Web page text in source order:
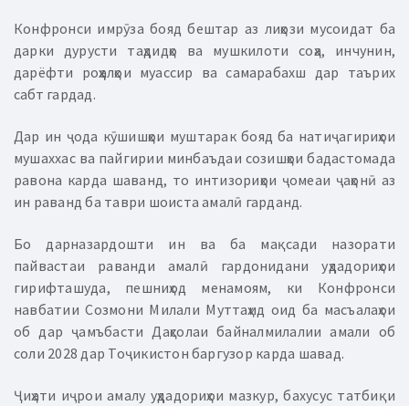
Конфронси имрӯза бояд бештар аз лиҳози мусоидат ба
дарки дурусти таҳдидҳо ва мушкилоти соҳа, инчунин,
дарёфти роҳҳалҳои муассир ва самарабахш дар таърих
сабт гардад.
Дар ин ҷода кӯшишҳои муштарак бояд ба натиҷагириҳои
мушаххас ва пайгирии минбаъдаи созишҳои бадастомада
равона карда шаванд, то интизориҳои ҷомеаи ҷаҳонӣ аз
ин раванд ба таври шоиста амалӣ гарданд.
Бо дарназардошти ин ва ба мақсади назорати
пайвастаи раванди амалӣ гардонидани уҳдадориҳои
гирифташуда, пешниҳод менамоям, ки Конфронси
навбатии Созмони Милали Муттаҳид оид ба масъалаҳои
об дар ҷамъбасти Даҳсолаи байналмилалии амали об
соли 2028 дар Тоҷикистон баргузор карда шавад.
Ҷиҳати иҷрои амалу уҳдадориҳои мазкур, бахусус татбиқи